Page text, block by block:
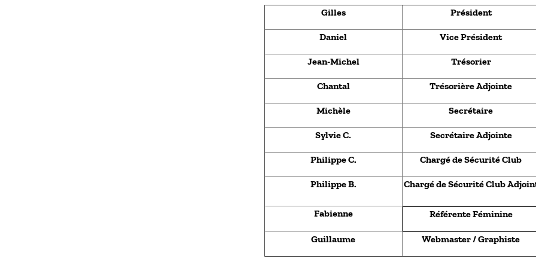
Gilles Président
Daniel Vice Président
Jean-Michel Trésorier
Chantal Trésorière Adjointe
Michèle Secrétaire
Sylvie C. Secrétaire Adjointe
Philippe C. Chargé de Sécurité Club
Philippe B. Chargé de Sécurité Club
Fabienne Référente Féminine
Guillaume Webmaster / Graphiste